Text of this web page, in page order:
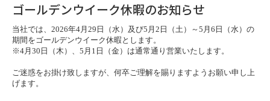
ゴールデンウイーク休暇のお知らせ
当社では、 2026年4月29日（水）及び5月2日（土）～5月6日（水） の
期間をゴールデンウイーク休暇とします。
※4月30日（木）、5月1日（金）は通常通り営業いたします。
ご迷惑をお掛け致しますが、何卒ご理解を賜りますようお願い申し上
げます。